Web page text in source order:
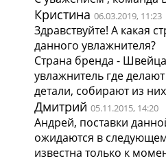
Кристина 06.03.2019, 11:23
Здравствуйте! А какая
данного увлажнителя?
Страна бренда -
увлажнитель где
детали, собирают из
Дмитрий 05.11.2015, 14:20
Андрей, поставки
ожидаются в
известна только к